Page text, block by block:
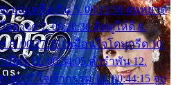
บุญเหลือเกิน 5. 00:13:58 ฝนหยาด
จยาจก 7. 00:20:30 คิดดูให้ดี 8.
9. 00:27:35 เหมือนใจโดนกรีด 10.
ปียว 11. 00:34:05 คำรำพัน 12.
ใจเจ้ากรรม 14. 00:44:15 จูบ